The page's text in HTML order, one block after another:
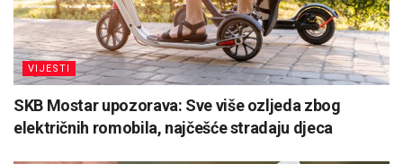
VIJESTI
SKB Mostar upozorava: Sve više ozljeda zbog
električnih romobila, najčešće stradaju djeca